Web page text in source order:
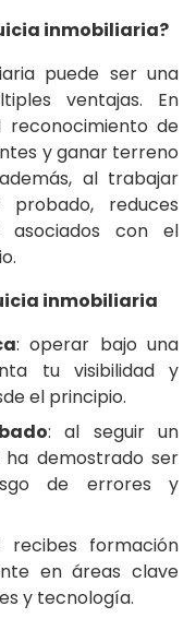
inmobiliaria?
puede ser una
ventajas. En
de
y ganar terreno
al trabajar
reduces
asociados con el
inmobiliaria
: operar bajo una
tu visibilidad y
el principio.
: al seguir un
demostrado ser
de errores y
recibes formación
en áreas clave
y tecnología.